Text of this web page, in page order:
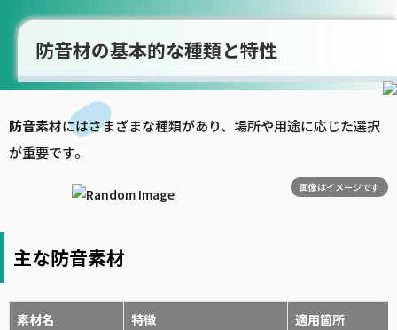
防音材の基本的な種類と特性
防音素材にはさまざまな種類があり、場所や用途に応じた選択
が重要です。
画像はイメージです
主な防音素材
素材名 特徴 適用箇所